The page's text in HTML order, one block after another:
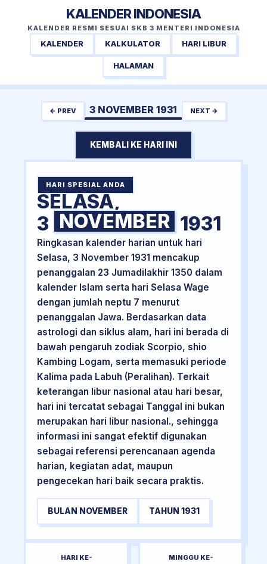
KALENDER INDONESIA
KALENDER RESMI SESUAI SKB 3 MENTERI INDONESIA
KALENDER KALKULATOR HARI LIBUR
HALAMAN
← PREV 3 NOVEMBER 1931 NEXT →
KEMBALI KE HARI INI
HARI SPESIAL ANDA
SELASA,
3 NOVEMBER 1931
Ringkasan kalender harian untuk hari
Selasa, 3 November 1931 mencakup
penanggalan 23 Jumadilakhir 1350 dalam
kalender Islam serta hari Selasa Wage
dengan jumlah neptu 7 menurut
penanggalan Jawa. Berdasarkan data
astrologi dan siklus alam, hari ini berada di
bawah pengaruh zodiak Scorpio, shio
Kambing Logam, serta memasuki periode
Kalima pada Labuh (Peralihan). Terkait
keterangan libur nasional atau hari besar,
hari ini tercatat sebagai Tanggal ini bukan
merupakan hari libur nasional., sehingga
informasi ini sangat efektif digunakan
sebagai referensi perencanaan agenda
harian, kegiatan adat, maupun
pengecekan hari baik secara praktis.
BULAN NOVEMBER TAHUN 1931
HARI KE- MINGGU KE-